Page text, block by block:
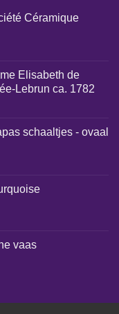
Céramique
Elisabeth de
Lebrun ca. 1782
schaaltjes - ovaal
vaas